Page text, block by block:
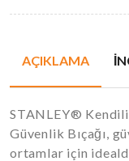
AÇIKLAMA
STANLEY®
Güvenlik Bıçağı,
ortamlar için